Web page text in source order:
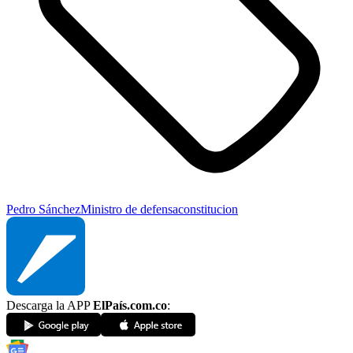
Pedro SánchezMinistro de defensaconstitucion
Descarga la APPElPaís.com.co: